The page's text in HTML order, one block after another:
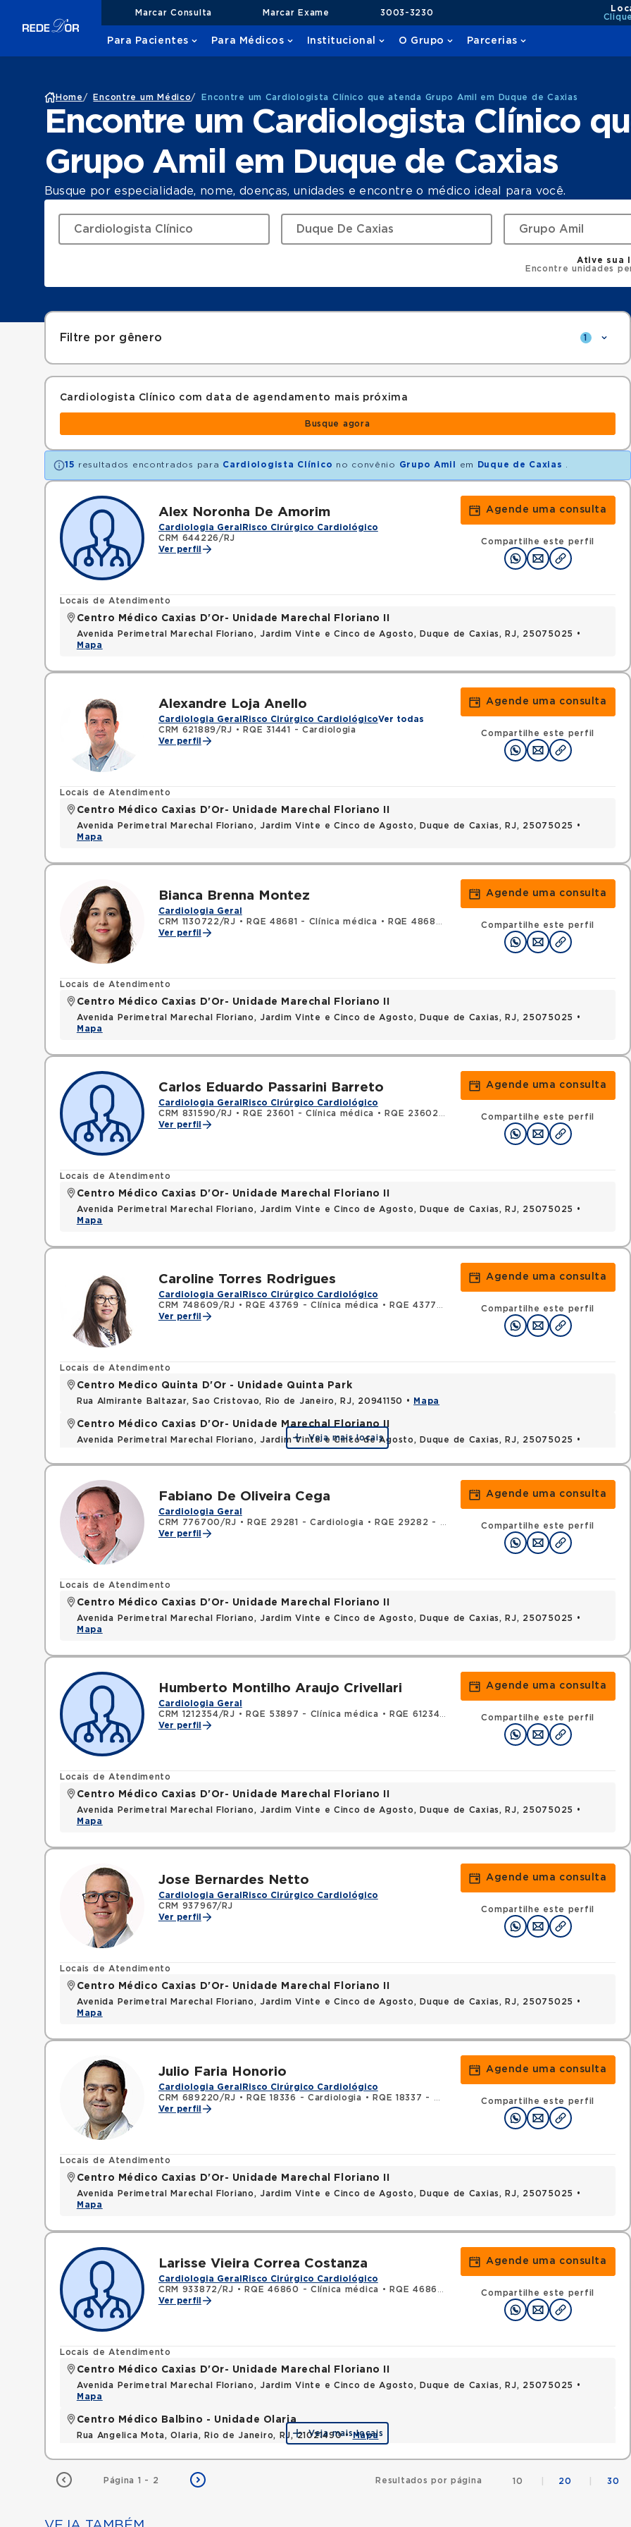
Marcar Consulta Marcar Exame 3003-3230
Para Pacientes Para Médicos Institucional O Grupo Parcerias
Home / Encontre um Médico/ Encontre um Cardiologista Clínico que atenda Grupo Amil em Duque de Caxias
Encontre um Cardiologista Clínico
Grupo Amil em Duque de Caxias
Busque por especialidade, nome, doenças, unidades e encontre o médico ideal para você.
Ative sua
Encontre unidades
Filtre por gênero 1
Cardiologista Clínico com data de agendamento mais próxima
Busque agora
15 resultados encontrados para Cardiologista Clínico no convênio Grupo Amil em Duque de Caxias
Alex Noronha De Amorim
Cardiologia Geral Risco Cirúrgico Cardiológico
CRM 644226/RJ
Ver perfil
Agende uma consulta
Compartilhe este perfil
Locais de Atendimento
Centro Médico Caxias D'Or- Unidade Marechal Floriano II
Avenida Perimetral Marechal Floriano, Jardim Vinte e Cinco de Agosto, Duque de Caxias, RJ, 25075025 •
Mapa
Alexandre Loja Anello
Cardiologia Geral Risco Cirúrgico CardiológicoVer todas
CRM 621889/RJ •
RQE 31441 - Cardiologia
Ver perfil
Agende uma consulta
Compartilhe este perfil
Locais de Atendimento
Centro Médico Caxias D'Or- Unidade Marechal Floriano II
Avenida Perimetral Marechal Floriano, Jardim Vinte e Cinco de Agosto, Duque de Caxias, RJ, 25075025 •
Mapa
Bianca Brenna Montez
Cardiologia Geral
CRM 1130722/RJ • RQE 48681 - Clínica médica •
RQE 48682 - Cardiologia
Ver perfil
Agende uma consulta
Compartilhe este perfil
Locais de Atendimento
Centro Médico Caxias D'Or- Unidade Marechal Floriano II
Avenida Perimetral Marechal Floriano, Jardim Vinte e Cinco de Agosto, Duque de Caxias, RJ, 25075025 •
Mapa
Carlos Eduardo Passarini Barreto
Cardiologia Geral Risco Cirúrgico Cardiológico
CRM 831590/RJ • RQE 23601 - Clínica médica •
RQE 23602 - Cardiologia
Ver perfil
Agende uma consulta
Compartilhe este perfil
Locais de Atendimento
Centro Médico Caxias D'Or- Unidade Marechal Floriano II
Avenida Perimetral Marechal Floriano, Jardim Vinte e Cinco de Agosto, Duque de Caxias, RJ, 25075025 •
Mapa
Caroline Torres Rodrigues
Cardiologia Geral Risco Cirúrgico Cardiológico
CRM 748609/RJ • RQE 43769 - Clínica médica •
RQE 43770 - Cardiologia
Ver perfil
Agende uma consulta
Compartilhe este perfil
Locais de Atendimento
Centro Medico Quinta D'Or - Unidade Quinta Park
Rua Almirante Baltazar, Sao Cristovao, Rio de Janeiro, RJ, 20941150 • Mapa
Centro Médico Caxias D'Or- Unidade Marechal Floriano II
Avenida Perimetral Marechal Floriano, Jardim Vinte e Cinco de Agosto, Duque de Caxias, RJ, 25075025 •
Veja mais locais
Fabiano De Oliveira Cega
Cardiologia Geral
CRM 776700/RJ • RQE 29281 - Cardiologia •
RQE 29282 - Clínica médica
Ver perfil
Agende uma consulta
Compartilhe este perfil
Locais de Atendimento
Centro Médico Caxias D'Or- Unidade Marechal Floriano II
Avenida Perimetral Marechal Floriano, Jardim Vinte e Cinco de Agosto, Duque de Caxias, RJ, 25075025 •
Mapa
Humberto Montilho Araujo Crivellari
Cardiologia Geral
CRM 1212354/RJ • RQE 53897 - Clínica médica •
RQE 61234 - Cardiologia
Ver perfil
Agende uma consulta
Compartilhe este perfil
Locais de Atendimento
Centro Médico Caxias D'Or- Unidade Marechal Floriano II
Avenida Perimetral Marechal Floriano, Jardim Vinte e Cinco de Agosto, Duque de Caxias, RJ, 25075025 •
Mapa
Jose Bernardes Netto
Cardiologia Geral Risco Cirúrgico Cardiológico
CRM 937967/RJ
Ver perfil
Agende uma consulta
Compartilhe este perfil
Locais de Atendimento
Centro Médico Caxias D'Or- Unidade Marechal Floriano II
Avenida Perimetral Marechal Floriano, Jardim Vinte e Cinco de Agosto, Duque de Caxias, RJ, 25075025 •
Mapa
Julio Faria Honorio
Cardiologia Geral Risco Cirúrgico Cardiológico
CRM 689220/RJ • RQE 18336 - Cardiologia •
RQE 18337 - Cirurgia cardiovascular
Ver perfil
Agende uma consulta
Compartilhe este perfil
Locais de Atendimento
Centro Médico Caxias D'Or- Unidade Marechal Floriano II
Avenida Perimetral Marechal Floriano, Jardim Vinte e Cinco de Agosto, Duque de Caxias, RJ, 25075025 •
Mapa
Larisse Vieira Correa Costanza
Cardiologia Geral Risco Cirúrgico Cardiológico
CRM 933872/RJ • RQE 46860 - Clínica médica •
RQE 46861 - Cardiologia
Ver perfil
Agende uma consulta
Compartilhe este perfil
Locais de Atendimento
Centro Médico Caxias D'Or- Unidade Marechal Floriano II
Avenida Perimetral Marechal Floriano, Jardim Vinte e Cinco de Agosto, Duque de Caxias, RJ, 25075025 •
Mapa
Centro Médico Balbino - Unidade Olaria
Rua Angelica Mota, Olaria, Rio de Janeiro, RJ, 21021490 • Mapa
Veja mais locais
Página 1 - 2 Resultados por página 10 20 30